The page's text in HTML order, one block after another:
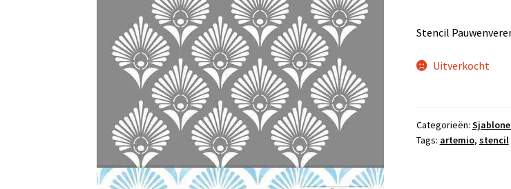
Stencil
Uitverkocht
Categorieën:
Tags: artemio, stencil